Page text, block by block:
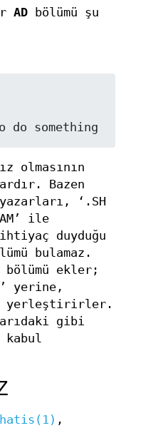
AD bölümü şu
olmasının
Bazen
‘.SH
ile
duyduğu
bulamaz.
bölümü ekler;
yerine,
yerleştirirler.
gibi
kabul
,